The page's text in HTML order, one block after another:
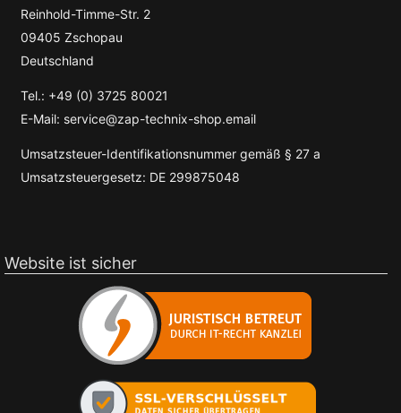
Reinhold-Timme-Str. 2
09405 Zschopau
Deutschland
Tel.: +49 (0) 3725 80021
E-Mail: service@zap-technix-shop.email
Umsatzsteuer-Identifikationsnummer gemäß § 27 a
Umsatzsteuergesetz: DE 299875048
Website ist sicher